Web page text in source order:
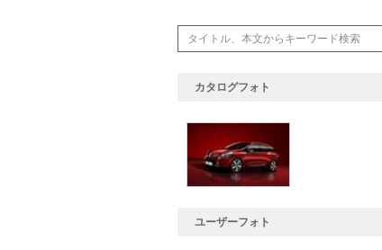
カタログフォト
ユーザーフォト